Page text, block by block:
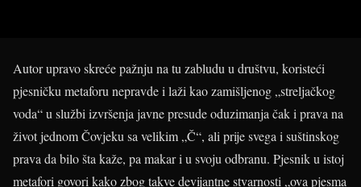
Autor upravo skreće pažnju na tu zabludu u društvu, koristeći
pjesničku metaforu nepravde i laži kao zamišljenog „streljačkog
voda“ u službi izvršenja javne presude oduzimanja čak i prava na
život jednom Čovjeku sa velikim „Č“, ali prije svega i suštinskog
prava da bilo šta kaže, pa makar i u svoju odbranu. Pjesnik u istoj
metafori govori kako zbog takve devijantne stvarnosti „ova pjesma